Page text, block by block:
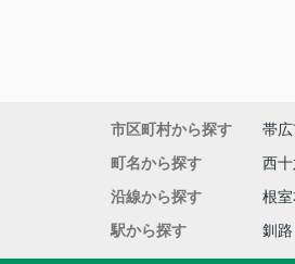
市区町村から探す 帯
町名から探す
西
沿線から探す
根
駅から探す
釧路